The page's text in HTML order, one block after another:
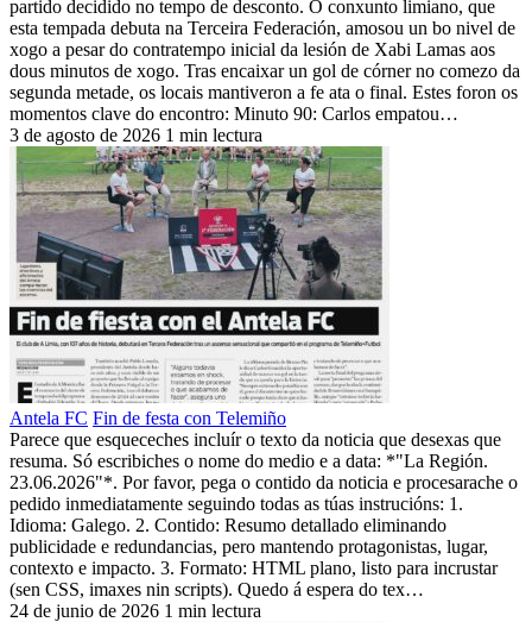
partido decidido no tempo de desconto. O conxunto limiano, que
esta tempada debuta na Terceira Federación, amosou un bo nivel de
xogo a pesar do contratempo inicial da lesión de Xabi Lamas aos
dous minutos de xogo. Tras encaixar un gol de córner no comezo da
segunda metade, os locais mantiveron a fe ata o final. Estes foron os
momentos clave do encontro: Minuto 90: Carlos empatou…
3 de agosto de 2026 1 min lectura
Antela FC Fin de festa con Telemiño
Parece que esqueceches incluír o texto da noticia que desexas que
resuma. Só escribiches o nome do medio e a data: *"La Región.
23.06.2026"*. Por favor, pega o contido da noticia e procesarache o
pedido inmediatamente seguindo todas as túas instrucións: 1.
Idioma: Galego. 2. Contido: Resumo detallado eliminando
publicidade e redundancias, pero mantendo protagonistas, lugar,
contexto e impacto. 3. Formato: HTML plano, listo para incrustar
(sen CSS, imaxes nin scripts). Quedo á espera do tex…
24 de junio de 2026 1 min lectura